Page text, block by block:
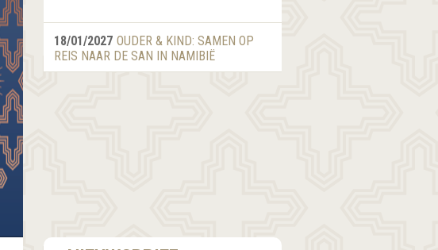
18/01/2027 OUDER & KIND: SAMEN OP
REIS NAAR DE SAN IN NAMIBIË